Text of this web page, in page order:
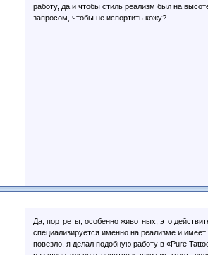
работу, да и чтобы стиль реализм был на
запросом, чтобы не испортить кожу?
Да, портреты, особенно животных, это
специализируется именно на реализме и
повезло, я делал подобную работу в «Pure